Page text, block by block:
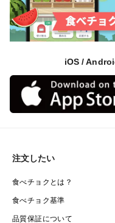
iOS /
注文したい
食べチョクとは？
食べチョク基準
品質保証について